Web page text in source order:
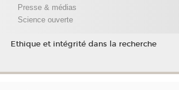
Presse & médias
Science ouverte
Ethique et intégrité dans la recherche